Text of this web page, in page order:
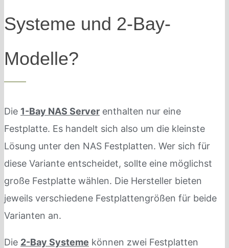
Systeme und 2-Bay-
Modelle?
Die 1-Bay NAS Server enthalten nur eine
Festplatte. Es handelt sich also um die kleinste
Lösung unter den NAS Festplatten. Wer sich für
diese Variante entscheidet, sollte eine möglichst
große Festplatte wählen. Die Hersteller bieten
jeweils verschiedene Festplattengrößen für beide
Varianten an.
Die 2-Bay Systeme können zwei Festplatten